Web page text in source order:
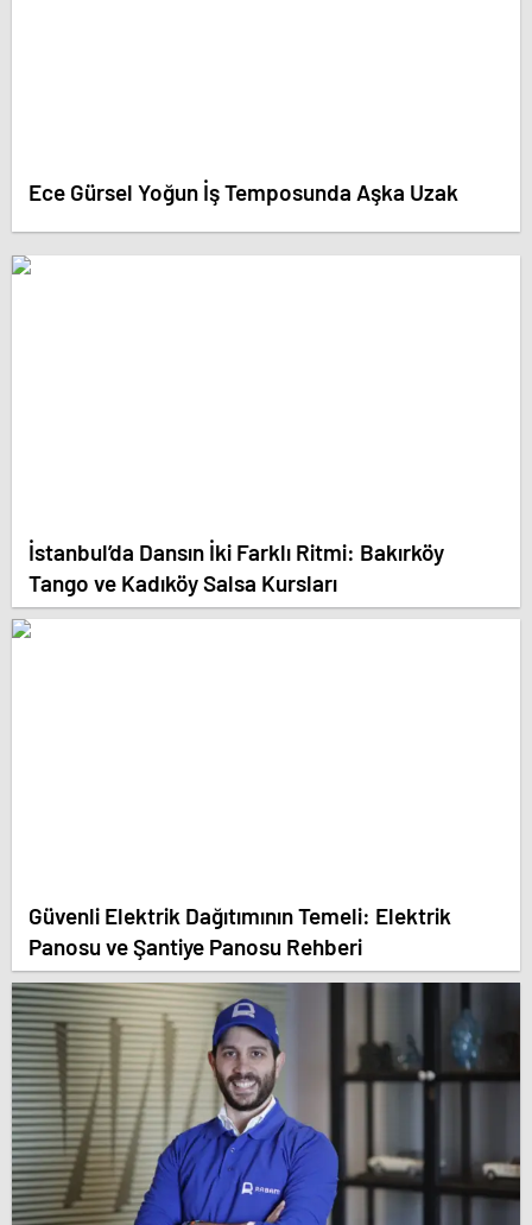
Ece Gürsel Yoğun İş Temposunda Aşka Uzak
İstanbul’da Dansın İki Farklı Ritmi: Bakırköy
Tango ve Kadıköy Salsa Kursları
Güvenli Elektrik Dağıtımının Temeli: Elektrik
Panosu ve Şantiye Panosu Rehberi